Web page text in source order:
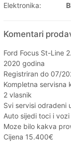
Elektronika:
Komentari
Ford Focus St-Line
2020 godina
Registriran do 07/
Kompletna servisna
2 vlasnik
Svi servisi odradeni
Auto sijedi toci i vozi
Moze bilo kakva
Cijena 15.400€